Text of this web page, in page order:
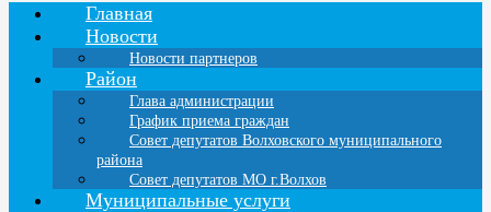
Главная
Новости
Новости партнеров
Район
Глава администрации
График приема граждан
Совет депутатов Волховского муниципального
района
Совет депутатов МО г.Волхов
Муниципальные услуги